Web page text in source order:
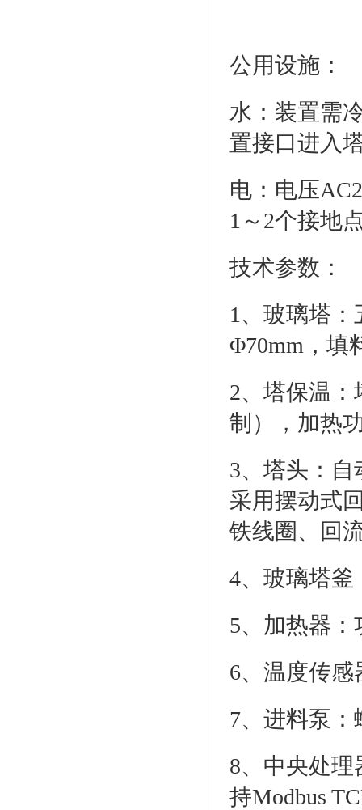
公用设施：
水：装置需
置接口进入
电：电压
1～2个接地
技术参数：
1、玻璃塔
Φ70mm，填
2、塔保温
制），加热
3、塔头：
采用摆动式
铁线圈、回
4、玻璃塔
5、加热器
6、温度传
7、进料泵：
8、中央处理
持Modbus